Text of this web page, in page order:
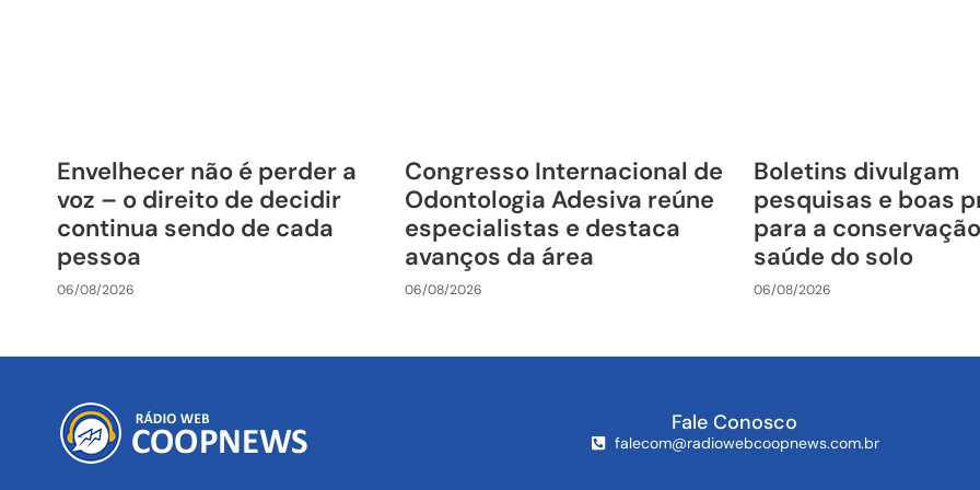
Envelhecer não é perder a
voz – o direito de decidir
continua sendo de cada
pessoa
06/08/2026
Congresso Internacional de
Odontologia Adesiva reúne
especialistas e destaca
avanços da área
06/08/2026
Boletins divulgam
pesquisas e boas
para a
saúde do solo
06/08/2026
Fale Conosco
falecom@radiowebcoopnews.com.br